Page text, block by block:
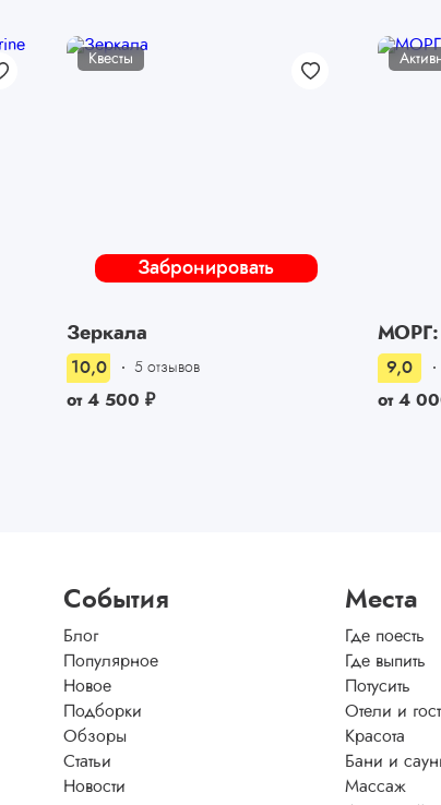
Забронировать
Квесты
Зеркала
10,0 5 отзывов
от 4 500 ₽
МОРГ:
9,0
от 4
События
Блог
Популярное
Новое
Подборки
Обзоры
Статьи
Новости
Места
Где поесть
Где выпить
Потусить
Отели и
Красота
Бани и
Массаж